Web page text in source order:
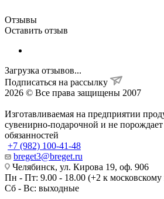
Отзывы
Оставить отзыв
Загрузка отзывов...
Подписаться на рассылку
2026 © Все права защищены 2007
Изготавливаемая на предприятии
сувенирно-подарочной и не
обязанностей
+7 (982) 100-41-48
breget3@breget.ru
Челябинск, ул. Кирова 19, оф. 906
Пн - Пт: 9.00 - 18.00 (+2 к московскому
Сб - Вс: выходные